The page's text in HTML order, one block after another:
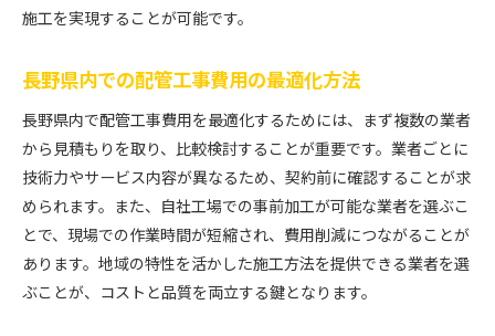
施工を実現することが可能です。
長野県内での配管工事費用の最適化方法
長野県内で配管工事費用を最適化するためには、まず複数の業者
から見積もりを取り、比較検討することが重要です。業者ごとに
技術力やサービス内容が異なるため、契約前に確認することが求
められます。また、自社工場での事前加工が可能な業者を選ぶこ
とで、現場での作業時間が短縮され、費用削減につながることが
あります。地域の特性を活かした施工方法を提供できる業者を選
ぶことが、コストと品質を両立する鍵となります。